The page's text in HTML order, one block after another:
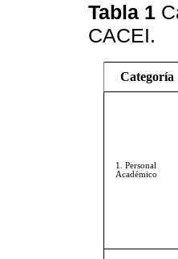
Tabla 1
CACEI.
Categoría
1. Personal
Académico